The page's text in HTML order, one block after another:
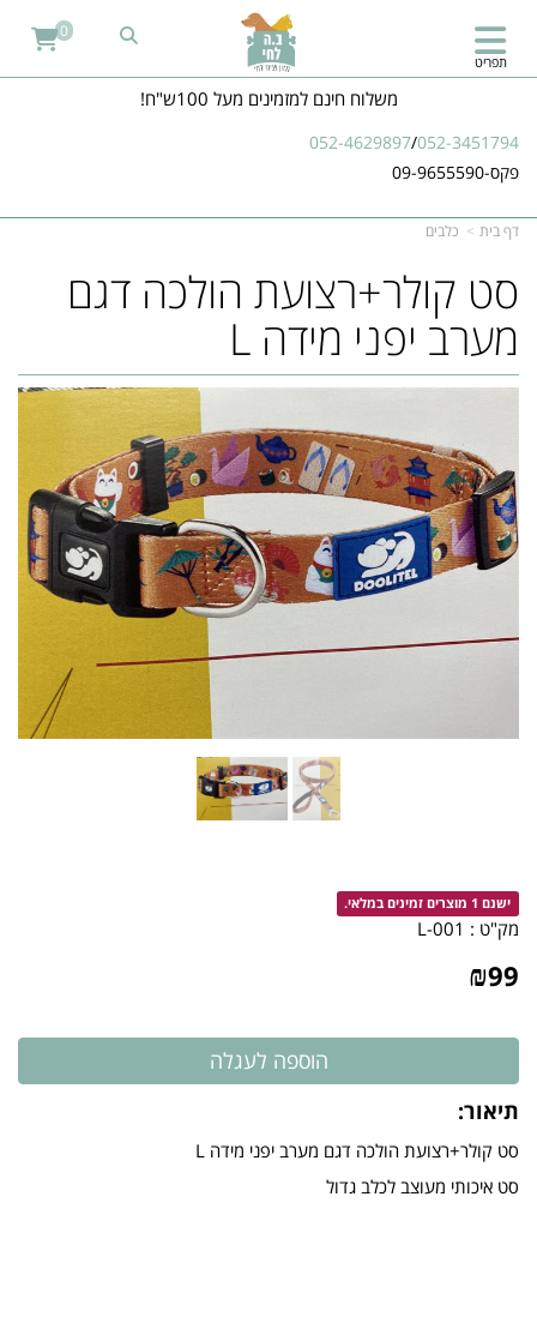
משלוח חינם למזמינים מעל 100ש"ח!
052-4629897/052-3451794
פקס-09-9655590
תפריט
0
דף בית כלבים
סט קולר+רצועת הולכה דגם
מערב יפני מידה L
ישנם 1 מוצרים זמינים במלאי.
מק"ט : L-001
₪99
תיאור:
סט קולר+רצועת הולכה דגם מערב יפני מידה L
סט איכותי מעוצב לכלב גדול